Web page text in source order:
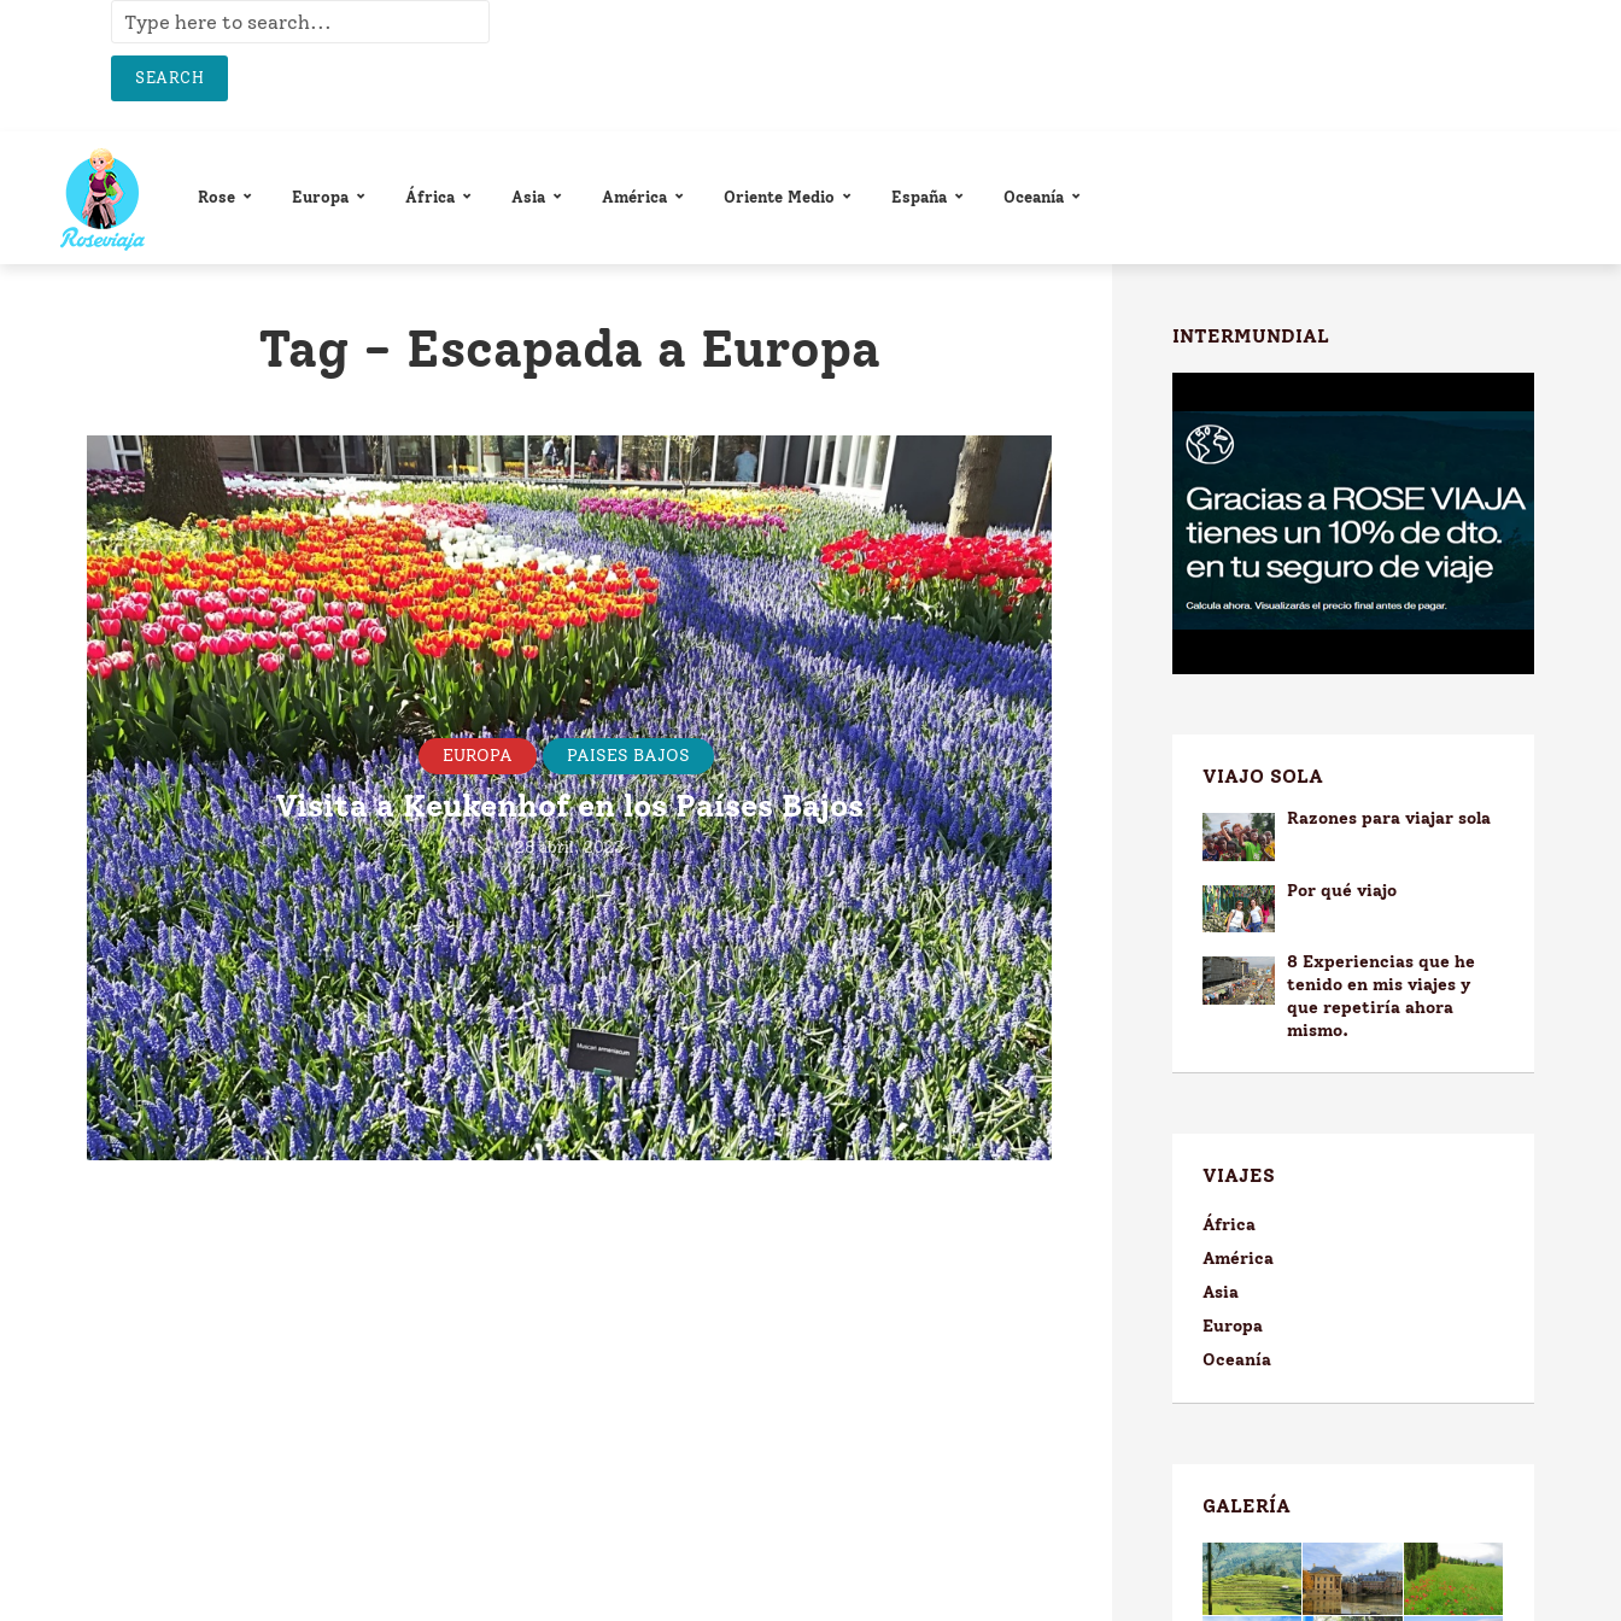
SEARCH
Rose Europa África Asia América Oriente Medio España Oceanía
Tag - Escapada a Europa
EUROPA PAISES BAJOS
Visita a Keukenhof en los Países Bajos
28 abril, 2023
INTERMUNDIAL
VIAJO SOLA
Razones para viajar sola
Por qué viajo
8 Experiencias que he
tenido en mis viajes y
que repetiría ahora
mismo.
VIAJES
África
América
Asia
Europa
Oceanía
GALERÍA